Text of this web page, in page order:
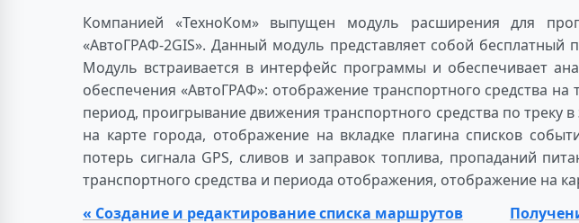
Компанией «ТехноКом» выпущен модуль расширения для
«АвтоГРАФ-2GIS». Данный модуль представляет собой
Модуль встраивается в интерфейс программы и обеспечивает
обеспечения «АвтоГРАФ»: отображение транспортного средства
период, проигрывание движения транспортного средства по
на карте города, отображение на вкладке плагина списков
потерь сигнала GPS, сливов и заправок топлива, пропаданий
транспортного средства и периода отображения, отображение на
« Создание и редактирование списка маршрутов